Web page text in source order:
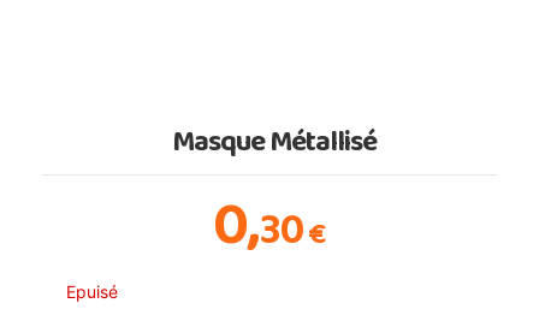
Masque Métallisé
0,30€
Epuisé